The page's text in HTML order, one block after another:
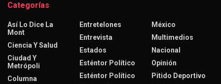
Categorías
Así Lo Dice La
Mont
Ciencia Y Salud
Ciudad Y
Metrópoli
Columna
Entretelones
Entrevista
Estados
Esténtor Político
Esténtor Político
México
Multimedios
Nacional
Opinión
Pitido Deportivo